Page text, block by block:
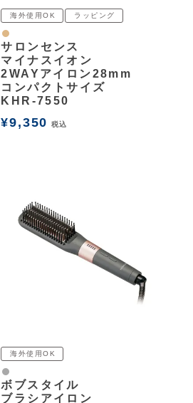
海外使用OK ラッピング
ナチュラル
サロンセンス
マイナスイオン
2WAYアイロン28mm
コンパクトサイズ
KHR-7550
¥9,350 税込
海外使用OK
グレー
ボブスタイル
ブラシアイロン